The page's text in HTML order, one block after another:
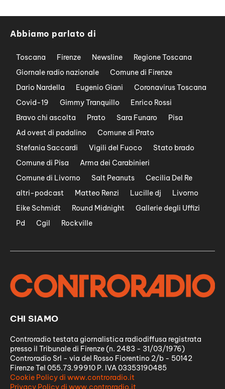
Abbiamo parlato di
Toscana Firenze Newsline
Regione Toscana
Giornale radio nazionale
Comune di Firenze
Dario Nardella
Eugenio Giani
Coronavirus Toscana
Covid-19
Gimmy Tranquillo
Enrico Rossi
Bravo chi ascolta
Prato Sara Funaro
Pisa
Ad ovest di padalino
Comune di Prato
Stefania Saccardi
Vigili del Fuoco
Stato brado
Comune di Pisa
Arma dei Carabinieri
Comune di Livorno
Salt Peanuts
Cecilia Del Re
altri-podcast
Matteo Renzi Lucille dj
Livorno
Eike Schmidt
Round Midnight
Gallerie degli Uffizi
Pd
Cgil Rockville
CHI SIAMO
Controradio testata giornalistica radiodiffusa registrata
presso il Tribunale di Firenze (n. 2483 - 31/03/1976)
Controradio Srl - via del Rosso Fiorentino 2/b - 50142
Firenze Tel 055.73.99910 P. IVA 03353190485
Cookie Policy di www.controradio.it
Privacy Policy di www.controradio.it